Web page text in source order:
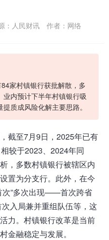
：人民财讯 作者：网络
家村镇银行获批解散，多
内预计下半年村镇银行吸
质成风险化解主要思路。
至7月9日，2025年已有
较于2023、2024年同
，多数村镇银行被辖区内
置为分支行。此外，在今
次”多次出现——首次跨省
次入局兼并重组队伍等，这
力。 村镇银行改革是当前
金融稳定与发展。